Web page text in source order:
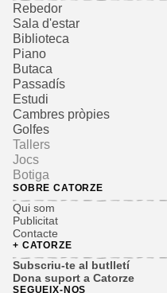
Rebedor
Sala d'estar
Biblioteca
Piano
Butaca
Passadís
Estudi
Cambres pròpies
Golfes
Tallers
Jocs
Botiga
SOBRE CATORZE
Qui som
Publicitat
Contacte
+ CATORZE
Subscriu-te al butlletí
Dona suport a Catorze
SEGUEIX-NOS